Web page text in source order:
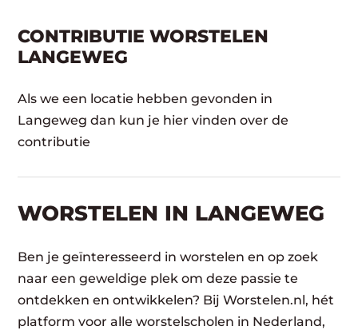
CONTRIBUTIE WORSTELEN
LANGEWEG
Als we een locatie hebben gevonden in
Langeweg dan kun je hier vinden over de
contributie
WORSTELEN​ IN LANGEWEG
Ben je geïnteresseerd in worstelen en op zoek
naar een geweldige plek om deze passie te
ontdekken en ontwikkelen? Bij Worstelen.nl, hét
platform voor alle worstelscholen in Nederland,